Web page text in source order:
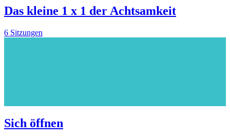
Das kleine 1 x 1 der Achtsamkeit
6 Sitzungen
Sich öffnen